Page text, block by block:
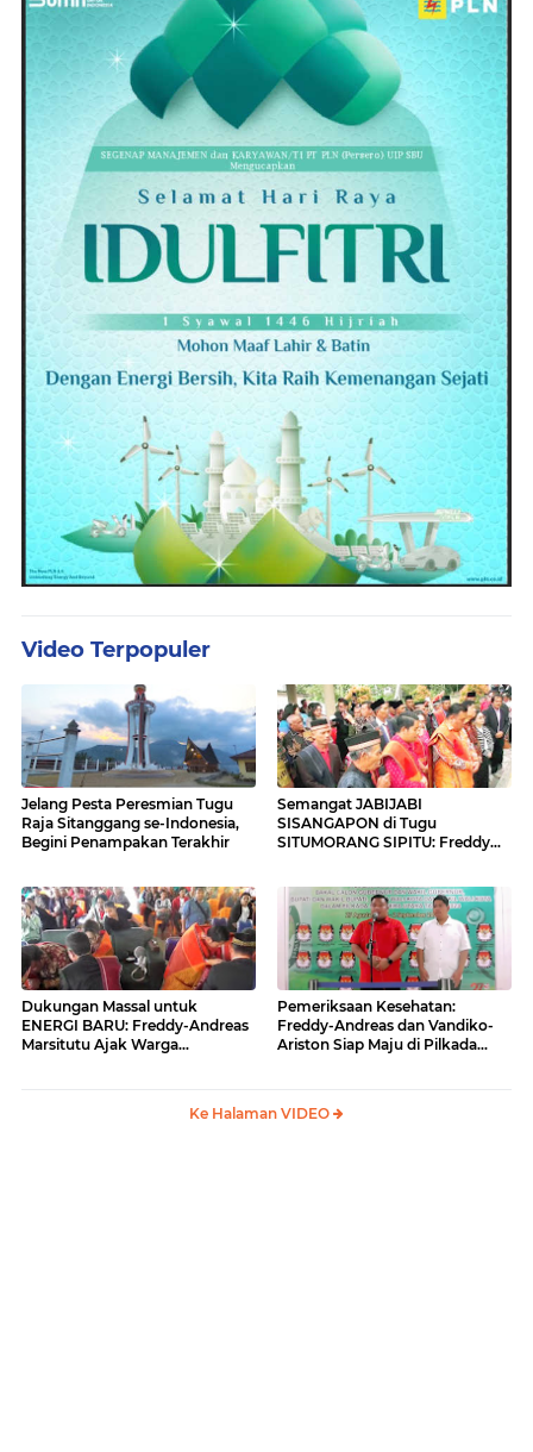
Video Terpopuler
Jelang Pesta Peresmian Tugu
Raja Sitanggang se-Indonesia,
Begini Penampakan Terakhir
Semangat JABIJABI
SISANGAPON di Tugu
SITUMORANG SIPITU: Freddy
Dukungan Massal untuk
ENERGI BARU: Freddy-Andreas
Marsitutu Ajak Warga
Pemeriksaan Kesehatan:
Freddy-Andreas dan Vandiko-
Ariston Siap Maju di Pilkada
Ke Halaman VIDEO